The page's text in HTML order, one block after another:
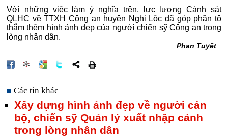
Với những việc làm ý nghĩa trên, lực lượng Cảnh sát
QLHC về TTXH Công an huyện Nghi Lộc đã góp phần tô
thắm thêm hình ảnh đẹp của người chiến sỹ Công an trong
lòng nhân dân.
Phan Tuyết
Các tin khác
Xây dựng hình ảnh đẹp về người cán
bộ, chiến sỹ Quản lý xuất nhập cảnh
trong lòng nhân dân